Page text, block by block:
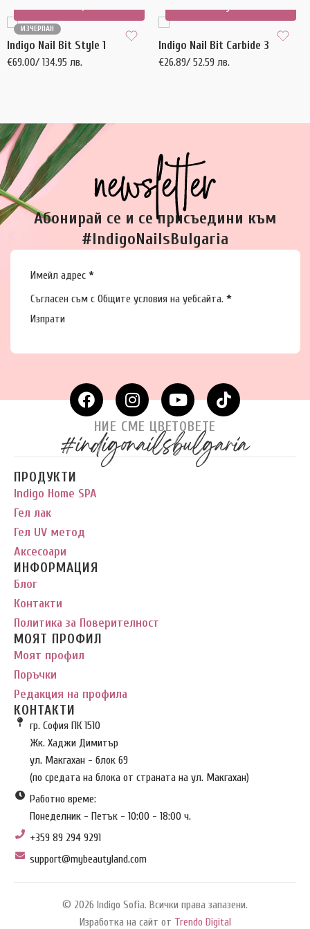
ИЗЧЕРПАН
Indigo Nail Bit Style 1
€69.00/ 134.95 лв.
Indigo Nail Bit Carbide 3
€26.89/ 52.59 лв.
Абонирай се и се присъедини към
#IndigoNailsBulgaria
Section
Имейл адрес *
Съгласен съм с Общите условияна уебсайта. *
Изпрати
НИЕ СМЕ ЦВЕТОВЕТЕ
#indigonailsbulgaria
ПРОДУКТИ
Indigo Home SPA
Гел лак
Гел UV метод
Аксесоари
ИНФОРМАЦИЯ
Блог
Контакти
Политика за Поверителност
МОЯТ ПРОФИЛ
Моят профил
Поръчки
Редакция на профила
КОНТАКТИ
гр. София ПК 1510
Жк. Хаджи Димитър
ул. Макгахан - блок 69
(по средата на блока от страната на ул. Макгахан)
Работно време:
Понеделник - Петък - 10:00 - 18:00 ч.
+359 89 294 9291
support@mybeautyland.com
© 2026 Indigo Sofia. Всички права запазени.
Изработка на сайт от Trendo Digital